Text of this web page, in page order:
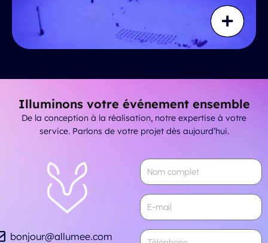
Illuminons votre événement ensemble
De la conception à la réalisation, notre expertise à votre
service. Parlons de votre projet dès aujourd’hui.
bonjour@allumee.com